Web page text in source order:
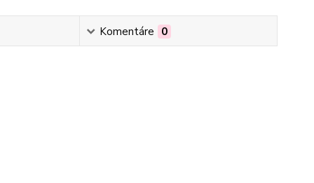
Komentáre 0